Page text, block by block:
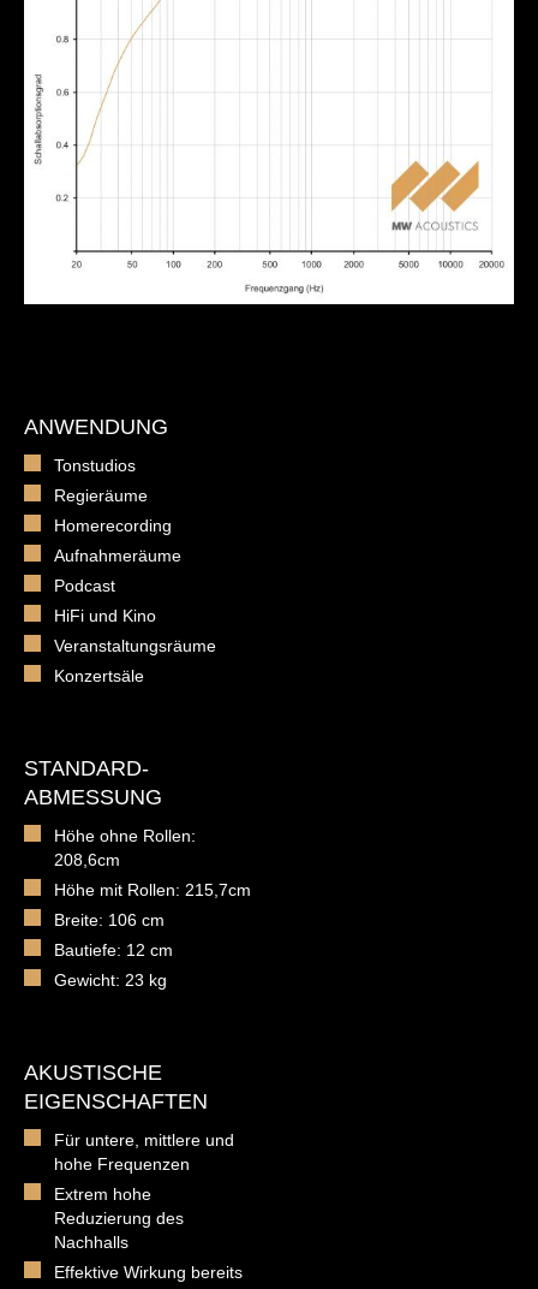
ANWENDUNG
Tonstudios
Regieräume
Homerecording
Aufnahmeräume
Podcast
HiFi und Kino
Veranstaltungsräume
Konzertsäle
STANDARD-
ABMESSUNG
Höhe ohne Rollen:
208,6cm
Höhe mit Rollen: 215,7cm
Breite: 106 cm
Bautiefe: 12 cm
Gewicht: 23 kg
AKUSTISCHE
EIGENSCHAFTEN
Für untere, mittlere und
hohe Frequenzen
Extrem hohe
Reduzierung des
Nachhalls
Effektive Wirkung bereits